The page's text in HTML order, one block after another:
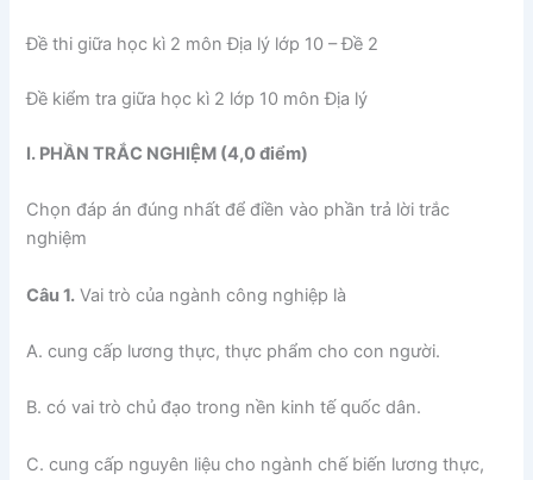
Đề thi giữa học kì 2 môn Địa lý lớp 10 – Đề 2
Đề kiểm tra giữa học kì 2 lớp 10 môn Địa lý
I. PHẦN TRẮC NGHIỆM (4,0 điểm)
Chọn đáp án đúng nhất để điền vào phần trả lời trắc
nghiệm
Câu 1. Vai trò của ngành công nghiệp là
A. cung cấp lương thực, thực phẩm cho con người.
B. có vai trò chủ đạo trong nền kinh tế quốc dân.
C. cung cấp nguyên liệu cho ngành chế biến lương thực,